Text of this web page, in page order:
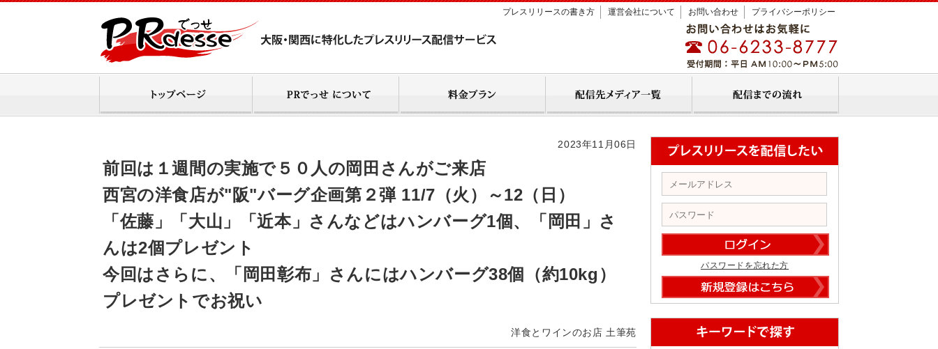
プレスリリースの書き方 運営会社について お問い合わせ プライバシーポリシー
2023年11月06日
前回は１週間の実施で５０人の岡田さんがご来店
西宮の洋食店が"阪"バーグ企画第２弾 11/7（火）～12（日）
「佐藤」「大山」「近本」さんなどはハンバーグ1個、「岡田」さ
んは2個プレゼント
今回はさらに、「岡田彰布」さんにはハンバーグ38個（約10kg）
プレゼントでお祝い
洋食とワインのお店 土筆苑
パスワードを忘れた方